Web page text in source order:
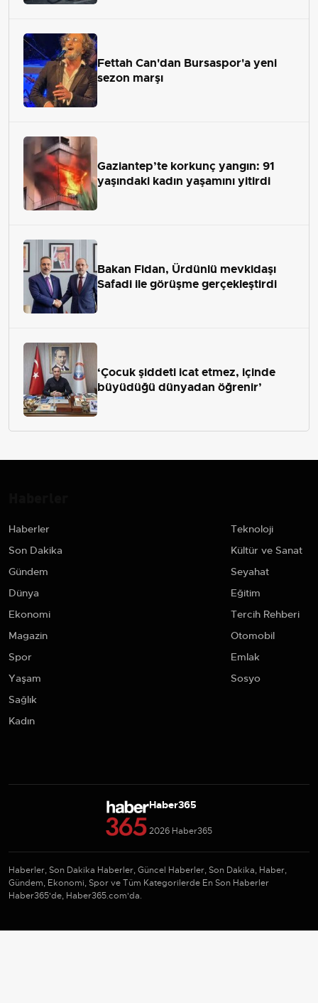
Fettah Can'dan Bursaspor'a yeni
sezon marşı
Gaziantep’te korkunç yangın: 91
yaşındaki kadın yaşamını yitirdi
Bakan Fidan, Ürdünlü mevkidaşı
Safadi ile görüşme gerçekleştirdi
‘Çocuk şiddeti icat etmez, içinde
büyüdüğü dünyadan öğrenir’
Haberler
Son Dakika
Gündem
Dünya
Ekonomi
Magazin
Spor
Yaşam
Sağlık
Kadın
Teknoloji
Kültür ve Sanat
Seyahat
Eğitim
Tercih Rehberi
Otomobil
Emlak
Sosyo
Haber365
2026 Haber365
Haberler, Son Dakika Haberler, Güncel Haberler, Son Dakika, Haber,
Gündem, Ekonomi, Spor ve Tüm Kategorilerde En Son Haberler
Haber365'de, Haber365.com'da.